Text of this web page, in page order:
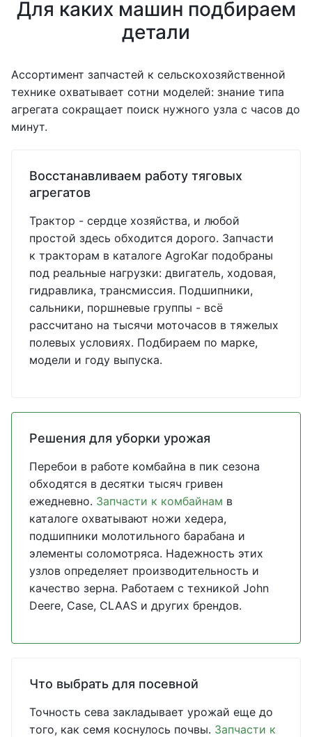
Для каких машин подбираем
детали
Ассортимент запчастей к сельскохозяйственной
технике охватывает сотни моделей: знание типа
агрегата сокращает поиск нужного узла с часов до
минут.
Восстанавливаем работу тяговых
агрегатов
Трактор - сердце хозяйства, и любой
простой здесь обходится дорого. Запчасти
к тракторам в каталоге AgroKar подобраны
под реальные нагрузки: двигатель, ходовая,
гидравлика, трансмиссия. Подшипники,
сальники, поршневые группы - всё
рассчитано на тысячи моточасов в тяжелых
полевых условиях. Подбираем по марке,
модели и году выпуска.
Решения для уборки урожая
Перебои в работе комбайна в пик сезона
обходятся в десятки тысяч гривен
ежедневно. Запчасти к комбайнам в
каталоге охватывают ножи хедера,
подшипники молотильного барабана и
элементы соломотряса. Надежность этих
узлов определяет производительность и
качество зерна. Работаем с техникой John
Deere, Case, CLAAS и других брендов.
Что выбрать для посевной
Точность сева закладывает урожай еще до
того, как семя коснулось почвы. Запчасти к